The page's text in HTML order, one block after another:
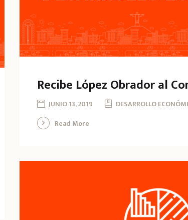
Recibe López Obrador al
JUNIO 13, 2019
DESARROLLO
Read More